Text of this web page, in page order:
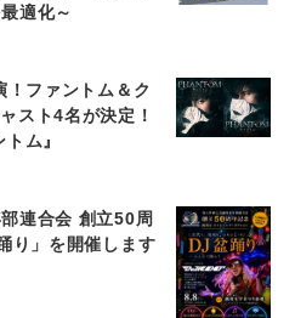
適化～
ファントム＆ク
スト4名が決定！
ム』
連合会 創立50周
り」を開催します